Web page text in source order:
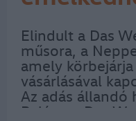
autó árak
Elindult a Das
műsora, a
amely
vásárlásával
Az adás állandó
Balázs, a Das